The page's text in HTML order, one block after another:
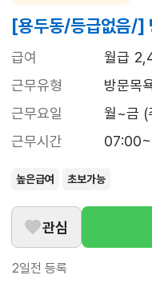
[용두동/등급없음/]
급여
월급
근무유형
방문목
근무요일
월~금 (
근무시간
높은급여 초보가능
관심
2일전 등록